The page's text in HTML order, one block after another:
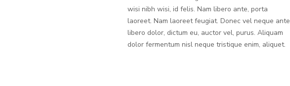
wisi nibh wisi, id felis. Nam libero ante, porta
laoreet. Nam laoreet feugiat. Donec vel neque ante
libero dolor, dictum eu, auctor vel, purus. Aliquam
dolor fermentum nisl neque tristique enim, aliquet.